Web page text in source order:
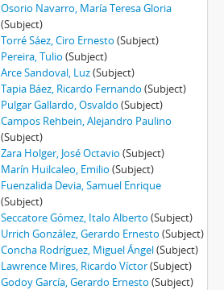
Osorio Navarro, María Teresa Gloria
(Subject)
Torré Sáez, Ciro Ernesto (Subject)
Pereira, Tulio (Subject)
Arce Sandoval, Luz(Subject)
Tapia Báez, Ricardo Fernando (Subject)
Pulgar Gallardo, Osvaldo (Subject)
Campos Rehbein, Alejandro Paulino
(Subject)
Zara Holger, José Octavio (Subject)
Marín Huilcaleo, Emilio (Subject)
Fuenzalida Devia, Samuel Enrique
(Subject)
Seccatore Gómez, Italo Alberto (Subject)
Urrich González, Gerardo Ernesto (Subject)
Concha Rodríguez, Miguel Ángel(Subject)
Lawrence Mires, Ricardo Víctor(Subject)
Godoy García, Gerardo Ernesto (Subject)